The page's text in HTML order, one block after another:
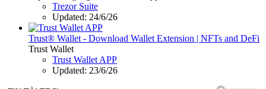
Trezor Suite
Updated: 24/6/26
Trust® Wallet - Download Wallet Extension | NFTs and DeFi
Trust Wallet
Trust Wallet APP
Updated: 23/6/26